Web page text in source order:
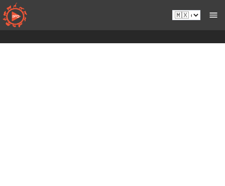
Saltar
al
contenido
es-
mx.sportsmansparadiseonline.com